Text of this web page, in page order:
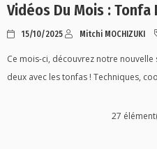
Vidéos Du Mois : Tonfa
15/10/2025 Mitchi MOCHIZUKI
Ce mois-ci, découvrez notre
deux avec les tonfas ! Techniques,
27